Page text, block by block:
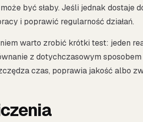
być słaby. Jeśli jednak dostaje
i poprawić regularność działań.
warto zrobić krótki test: jeden
z dotychczasowym
czas, poprawia jakość albo